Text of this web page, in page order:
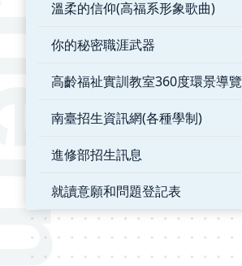
溫柔的信仰(高福系形象歌曲)
你的秘密職涯武器
高齡福祉實訓教室360度環景導覽
南臺招生資訊網(各種學制)
進修部招生訊息
就讀意願和問題登記表